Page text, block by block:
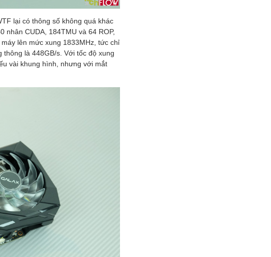
lại có thông số không quá khác
nhân CUDA, 184TMU và 64 ROP,
lên mức xung 1833MHz, tức chỉ
là 448GB/s. Với tốc độ xung
vài khung hình, nhưng với mắt